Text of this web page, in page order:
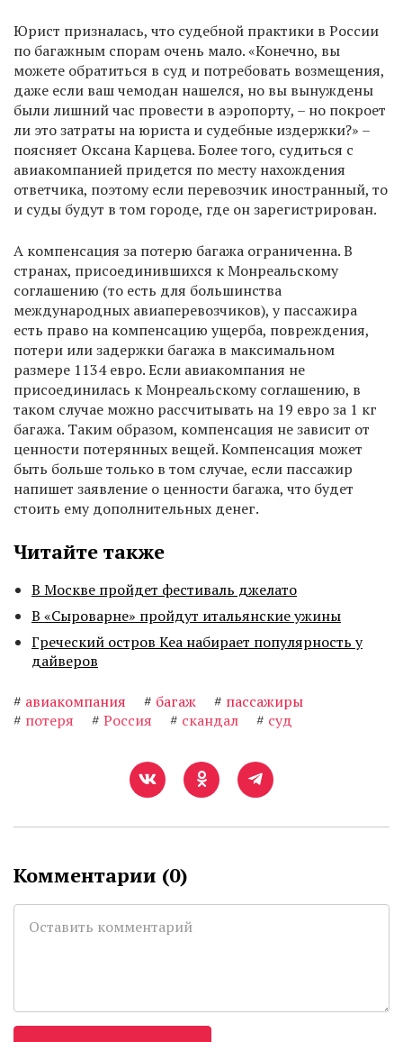
Юрист призналась, что судебной практики в России
по багажным спорам очень мало. «Конечно, вы
можете обратиться в суд и потребовать возмещения,
даже если ваш чемодан нашелся, но вы вынуждены
были лишний час провести в аэропорту, – но покроет
ли это затраты на юриста и судебные издержки?» –
поясняет Оксана Карцева. Более того, судиться с
авиакомпанией придется по месту нахождения
ответчика, поэтому если перевозчик иностранный, то
и суды будут в том городе, где он зарегистрирован.
А компенсация за потерю багажа ограниченна. В
странах, присоединившихся к Монреальскому
соглашению (то есть для большинства
международных авиаперевозчиков), у пассажира
есть право на компенсацию ущерба, повреждения,
потери или задержки багажа в максимальном
размере 1134 евро. Если авиакомпания не
присоединилась к Монреальскому соглашению, в
таком случае можно рассчитывать на 19 евро за 1 кг
багажа. Таким образом, компенсация не зависит от
ценности потерянных вещей. Компенсация может
быть больше только в том случае, если пассажир
напишет заявление о ценности багажа, что будет
стоить ему дополнительных денег.
Читайте также
В Москве пройдет фестиваль джелато
В «Сыроварне» пройдут итальянские ужины
Греческий остров Кеа набирает популярность у
дайверов
# авиакомпания # багаж # пассажиры
# потеря # Россия # скандал # суд
Комментарии (0)